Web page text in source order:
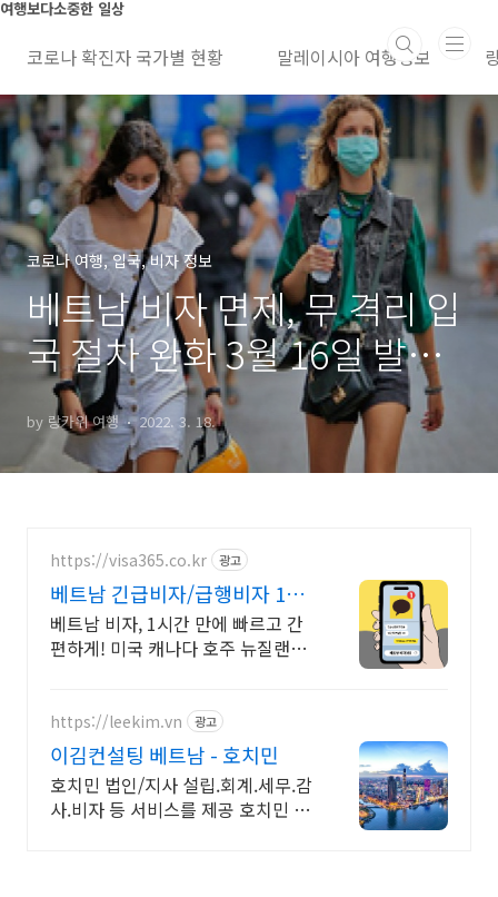
본문 바로가기
여행보다소중한 일상
코로나 확진자 국가별 현황 말레이시아 여행정보
코로나 여행, 입국, 비자 정보
베트남 비자 면제, 무 격리 입
국 절차 완화 3월 16일 발표,
코로나 현황
by 랑카위 여행 2022. 3. 18.
https://visa365.co.kr 광고
베트남 긴급비자/급행비자 1시
간/2시간 발급전문
베트남 비자, 1시간 만에 빠르고 간
편하게! 미국 캐나다 호주 뉴질랜드
https://leekim.vn 광고
이김컨설팅 베트남 - 호치민
호치민 법인/지사 설립.회계.세무.감
사.비자 등 서비스를 제공 호치민 컨